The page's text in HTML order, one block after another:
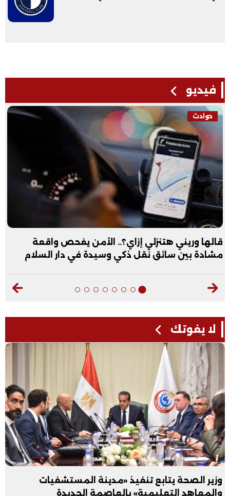
فيديو
حوادث
قالها وريني هتنزلي إزاي؟.. الأمن يفحص واقعة
مشادة بين سائق نقل ذكي وسيدة في دار السلام
لا يفوتك
وزير الصحة يتابع تنفيذ «مدينة المستشفيات
والمعاهد التعليمية» بالعاصمة الجديدة